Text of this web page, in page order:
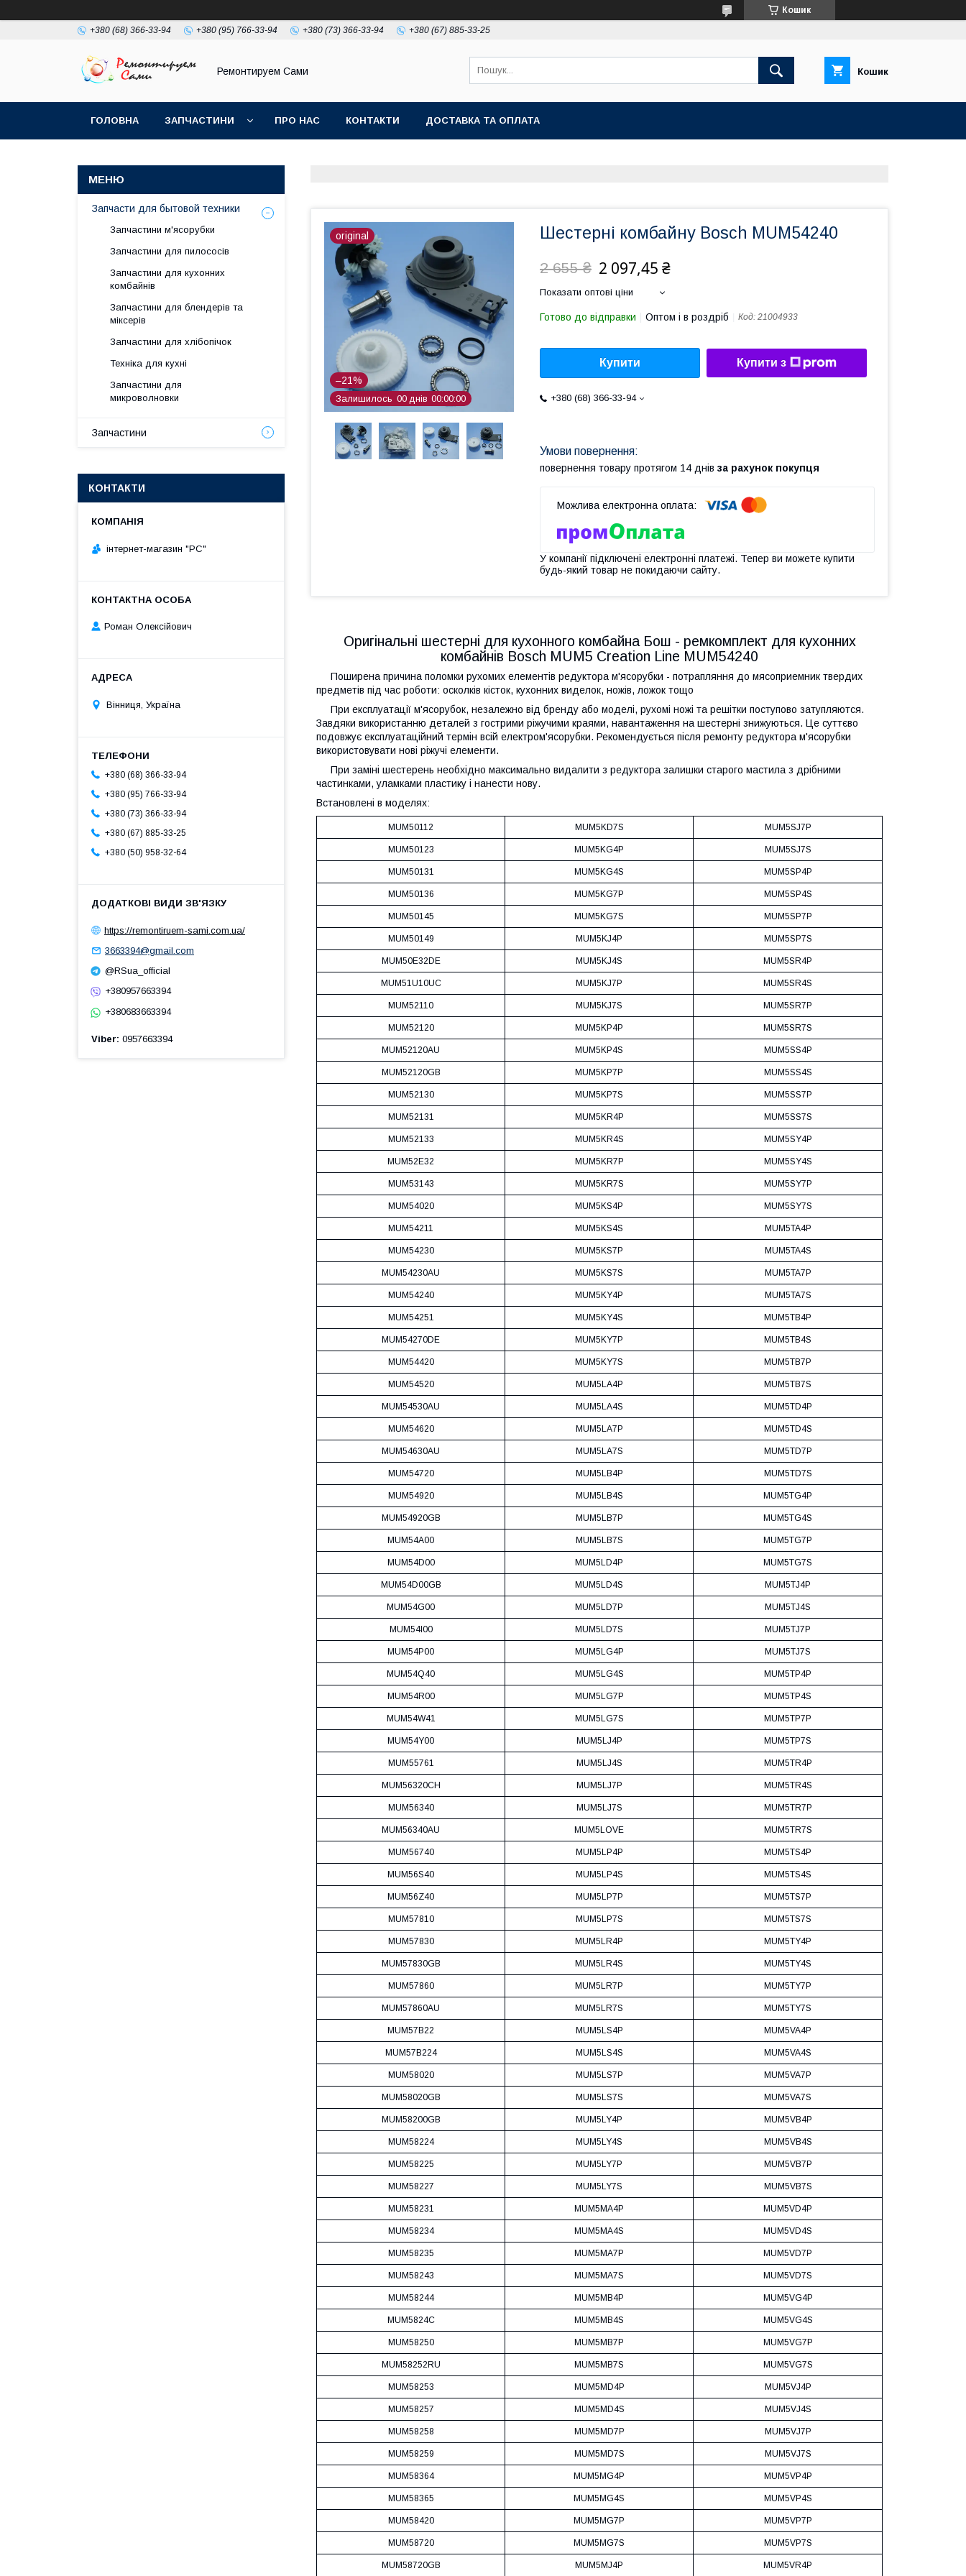
Кошик
+380 (68) 366-33-94 +380 (95) 766-33-94 +380 (73) 366-33-94 +380 (67) 885-33-25
Ремонтируем Сами Кошик
ГОЛОВНА ЗАПЧАСТИНИ ПРО НАС КОНТАКТИ ДОСТАВКА ТА ОПЛАТА
original
–21%
Залишилось 00 днів 00 00 00
Шестерні комбайну Bosch MUM54240
2 655 ₴ 2 097,45 ₴
Показати оптові ціни
Готово до відправки Оптом і в роздріб Код: 21004933
Купити Купити з
+380 (68) 366-33-94
повернення товару протягом 14 днів за рахунок покупця
У компанії підключені електронні платежі. Тепер ви можете купити
будь-який товар не покидаючи сайту.
Оригінальні шестерні для кухонного комбайна Бош - ремкомплект для кухонних
комбайнів Bosch MUM5 Creation Line MUM54240
Поширена причина поломки рухомих елементів редуктора м'ясорубки - потрапляння до мясоприемник твердих
предметів під час роботи: осколків кісток, кухонних виделок, ножів, ложок тощо
При експлуатації м'ясорубок, незалежно від бренду або моделі, рухомі ножі та решітки поступово затупляются.
Завдяки використанню деталей з гострими ріжучими краями, навантаження на шестерні знижуються. Це суттєво
подовжує експлуатаційний термін всій електром'ясорубки. Рекомендується після ремонту редуктора м'ясорубки
використовувати нові ріжучі елементи.
При заміні шестерень необхідно максимально видалити з редуктора залишки старого мастила з дрібними
частинками, уламками пластику і нанести нову.
Встановлені в моделях:
MUM50112 MUM5KD7S MUM5SJ7P
MUM50123 MUM5KG4P MUM5SJ7S
MUM50131 MUM5KG4S MUM5SP4P
MUM50136 MUM5KG7P MUM5SP4S
MUM50145 MUM5KG7S MUM5SP7P
MUM50149 MUM5KJ4P MUM5SP7S
MUM50E32DE MUM5KJ4S MUM5SR4P
MUM51U10UC MUM5KJ7P MUM5SR4S
MUM52110 MUM5KJ7S MUM5SR7P
MUM52120 MUM5KP4P MUM5SR7S
MUM52120AU MUM5KP4S MUM5SS4P
MUM52120GB MUM5KP7P MUM5SS4S
MUM52130 MUM5KP7S MUM5SS7P
MUM52131 MUM5KR4P MUM5SS7S
MUM52133 MUM5KR4S MUM5SY4P
MUM52E32 MUM5KR7P MUM5SY4S
MUM53143 MUM5KR7S MUM5SY7P
MUM54020 MUM5KS4P MUM5SY7S
MUM54211 MUM5KS4S MUM5TA4P
MUM54230 MUM5KS7P MUM5TA4S
MUM54230AU MUM5KS7S MUM5TA7P
MUM54240 MUM5KY4P MUM5TA7S
MUM54251 MUM5KY4S MUM5TB4P
MUM54270DE MUM5KY7P MUM5TB4S
MUM54420 MUM5KY7S MUM5TB7P
MUM54520 MUM5LA4P MUM5TB7S
MUM54530AU MUM5LA4S MUM5TD4P
MUM54620 MUM5LA7P MUM5TD4S
MUM54630AU MUM5LA7S MUM5TD7P
MUM54720 MUM5LB4P MUM5TD7S
MUM54920 MUM5LB4S MUM5TG4P
MUM54920GB MUM5LB7P MUM5TG4S
MUM54A00 MUM5LB7S MUM5TG7P
MUM54D00 MUM5LD4P MUM5TG7S
MUM54D00GB MUM5LD4S MUM5TJ4P
MUM54G00 MUM5LD7P MUM5TJ4S
MUM54I00 MUM5LD7S MUM5TJ7P
MUM54P00 MUM5LG4P MUM5TJ7S
MUM54Q40 MUM5LG4S MUM5TP4P
MUM54R00 MUM5LG7P MUM5TP4S
MUM54W41 MUM5LG7S MUM5TP7P
MUM54Y00 MUM5LJ4P MUM5TP7S
MUM55761 MUM5LJ4S MUM5TR4P
MUM56320CH MUM5LJ7P MUM5TR4S
MUM56340 MUM5LJ7S MUM5TR7P
MUM56340AU MUM5LOVE MUM5TR7S
MUM56740 MUM5LP4P MUM5TS4P
MUM56S40 MUM5LP4S MUM5TS4S
MUM56Z40 MUM5LP7P MUM5TS7P
MUM57810 MUM5LP7S MUM5TS7S
MUM57830 MUM5LR4P MUM5TY4P
MUM57830GB MUM5LR4S MUM5TY4S
MUM57860 MUM5LR7P MUM5TY7P
MUM57860AU MUM5LR7S MUM5TY7S
MUM57B22 MUM5LS4P MUM5VA4P
MUM57B224 MUM5LS4S MUM5VA4S
MUM58020 MUM5LS7P MUM5VA7P
MUM58020GB MUM5LS7S MUM5VA7S
MUM58200GB MUM5LY4P MUM5VB4P
MUM58224 MUM5LY4S MUM5VB4S
MUM58225 MUM5LY7P MUM5VB7P
MUM58227 MUM5LY7S MUM5VB7S
MUM58231 MUM5MA4P MUM5VD4P
MUM58234 MUM5MA4S MUM5VD4S
MUM58235 MUM5MA7P MUM5VD7P
MUM58243 MUM5MA7S MUM5VD7S
MUM58244 MUM5MB4P MUM5VG4P
MUM5824C MUM5MB4S MUM5VG4S
MUM58250 MUM5MB7P MUM5VG7P
MUM58252RU MUM5MB7S MUM5VG7S
MUM58253 MUM5MD4P MUM5VJ4P
MUM58257 MUM5MD4S MUM5VJ4S
MUM58258 MUM5MD7P MUM5VJ7P
MUM58259 MUM5MD7S MUM5VJ7S
MUM58364 MUM5MG4P MUM5VP4P
MUM58365 MUM5MG4S MUM5VP4S
MUM58420 MUM5MG7P MUM5VP7P
MUM58720 MUM5MG7S MUM5VP7S
MUM58720GB MUM5MJ4P MUM5VR4P
Запчасти для бытовой техники
Запчастини м'ясорубки
Запчастини для пилососів
Запчастини для кухонних
комбайнів
Запчастини для блендерів та
міксерів
Запчастини для хлібопічок
Техніка для кухні
Запчастини для
микроволновки
Запчастини
КОНТАКТИ
інтернет-магазин "РС"
Роман Олексійович
Вінниця, Україна
+380 (68) 366-33-94
+380 (95) 766-33-94
+380 (73) 366-33-94
+380 (67) 885-33-25
+380 (50) 958-32-64
https://remontiruem-sami.com.ua/
3663394@gmail.com
@RSua_official
+380957663394
+380683663394
Viber 0957663394